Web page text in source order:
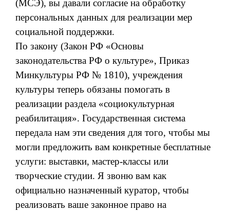
(МСЭ), вы давали согласие на обработку
персональных данных для реализации мер
социальной поддержки.
По закону (Закон РФ «Основы
законодательства РФ о культуре», Приказ
Минкультуры РФ № 1810), учреждения
культуры теперь обязаны помогать в
реализации раздела «социокультурная
реабилитация». Государственная система
передала нам эти сведения для того, чтобы мы
могли предложить вам конкретные бесплатные
услуги: выставки, мастер-классы или
творческие студии. Я звоню вам как
официально назначенный куратор, чтобы
реализовать ваше законное право на